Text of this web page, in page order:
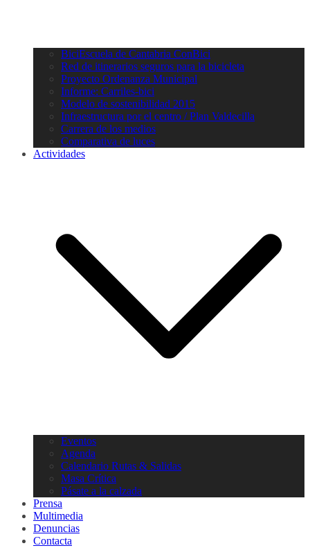
BiciEscuela de Cantabria ConBici
Red de itinerarios seguros para la bicicleta
Proyecto Ordenanza Municipal
Informe: Carriles-bici
Modelo de sostenibilidad 2015
Infraestructura por el centro / Plan Valdecilla
Carrera de los medios
Comparativa de luces
Actividades
Eventos
Agenda
Calendario Rutas & Salidas
Masa Crítica
Pásate a la calzada
Prensa
Multimedia
Denuncias
Contacta